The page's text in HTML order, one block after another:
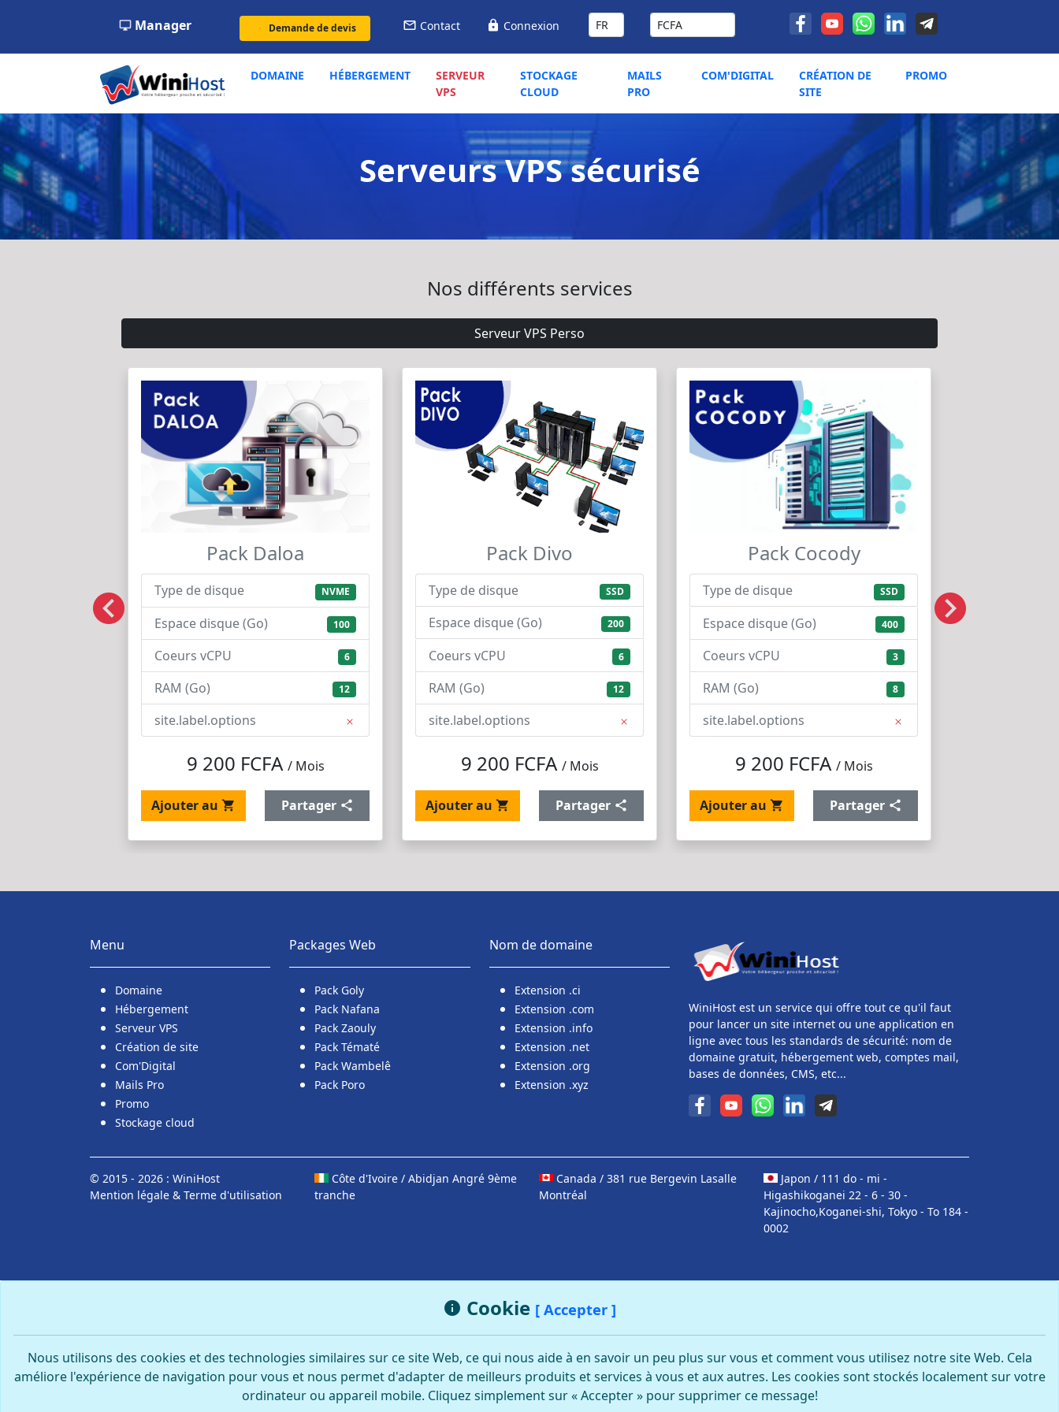
Manager Demande de devis Contact Connexion
DOMAINE HÉBERGEMENT
SERVEUR
VPS
STOCKAGE
CLOUD
MAILS
PRO
COM'DIGITAL
CRÉATION DE
SITE
PROMO
Serveurs VPS sécurisé
Nos différents services
Serveur VPS Perso
Pack Daloa
Type de disque NVME
Espace disque (Go) 100
Coeurs vCPU 6
RAM (Go) 12
site.label.options
9 200 FCFA / Mois
Ajouter au Partager
Pack Divo
Type de disque SSD
Espace disque (Go) 200
Coeurs vCPU 6
RAM (Go) 12
site.label.options
9 200 FCFA / Mois
Ajouter au Partager
Pack Cocody
Type de disque SSD
Espace disque (Go) 400
Coeurs vCPU 3
RAM (Go) 8
site.label.options
9 200 FCFA / Mois
Ajouter au Partager
Menu
Domaine
Hébergement
Serveur VPS
Création de site
Com'Digital
Mails Pro
Promo
Stockage cloud
Packages Web
Pack Goly
Pack Nafana
Pack Zaouly
Pack Tématé
Pack Wambelê
Pack Poro
Nom de domaine
Extension .ci
Extension .com
Extension .info
Extension .net
Extension .org
Extension .xyz
WiniHost est un service qui offre tout ce qu'il faut
pour lancer un site internet ou une application en
ligne avec tous les standards de sécurité: nom de
domaine gratuit, hébergement web, comptes mail,
bases de données, CMS, etc...
© 2015 - 2026 : WiniHost
Mention légale & Terme d'utilisation
Côte d'Ivoire / Abidjan Angré 9ème
tranche
Canada / 381 rue Bergevin Lasalle
Montréal
Japon / 111 do - mi -
Higashikoganei 22 - 6 - 30 -
Kajinocho,Koganei-shi, Tokyo - To 184 -
0002
Cookie [ Accepter ]
Nous utilisons des cookies et des technologies similaires sur ce site Web, ce qui nous aide à en savoir un peu plus sur vous et comment vous utilisez notre site Web. Cela
améliore l'expérience de navigation pour vous et nous permet d'adapter de meilleurs produits et services à vous et aux autres. Les cookies sont stockés localement sur votre
ordinateur ou appareil mobile. Cliquez simplement sur « Accepter » pour supprimer ce message!